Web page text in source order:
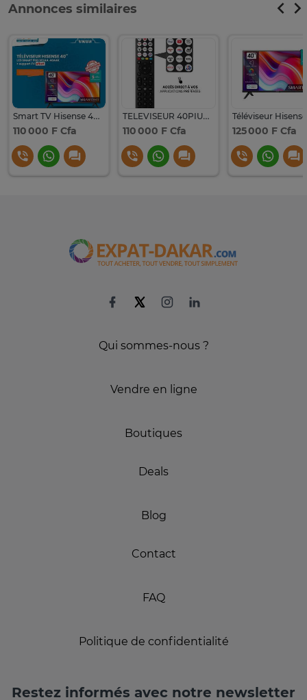
Annonces similaires
Smart TV Hisense 40" Full HD VIDAA 40A4K LED
110 000 F Cfa
TELEVISEUR 40PIUCES HISENSE LED SMART VIDAA 40A4K
110 000 F Cfa 125 000 F Cfa
Qui sommes-nous ?
Vendre en ligne
Boutiques
Deals
Blog
Contact
FAQ
Politique de confidentialité
Restez informés avec notre newsletter